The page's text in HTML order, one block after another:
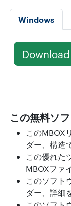
Windows
この無料ソ
このMBOX
ダー、構造
この優れた
MBOXファ
このソフト
ダー、詳細